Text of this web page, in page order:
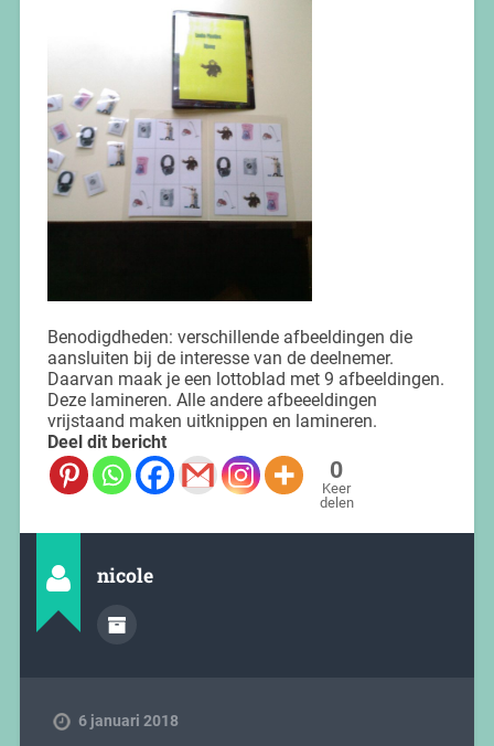
Benodigdheden: verschillende afbeeldingen die
aansluiten bij de interesse van de deelnemer.
Daarvan maak je een lottoblad met 9 afbeeldingen.
Deze lamineren. Alle andere afbeeeldingen
vrijstaand maken uitknippen en lamineren.
Deel dit bericht
0
Keer
delen
nicole
6 januari 2018